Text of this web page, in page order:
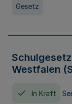
Gesetz
Westfalen
In Kraft